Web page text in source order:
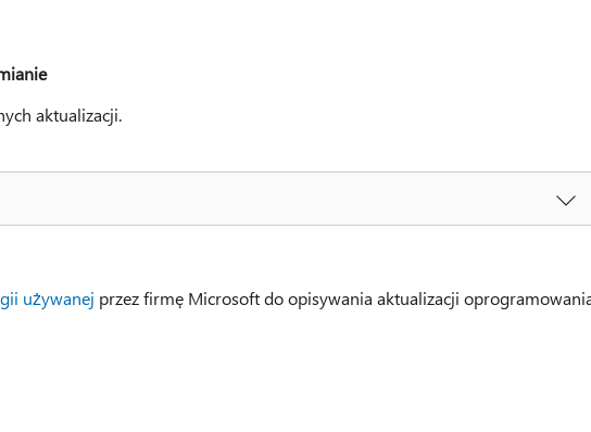
aktualizacji.
używanej przez firmę Microsoft do opisywania aktualizacji